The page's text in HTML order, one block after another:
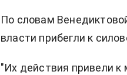
По словам
власти прибегли к
"Их действия привели